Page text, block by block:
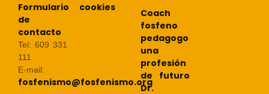
Formulario
de
contacto
Tel: 609 331
111
E-mail:
fosfenismo@fosfenismo.org
cookies
Coach
fosfeno
pedagogo
una
profesión
de futuro
Dr.